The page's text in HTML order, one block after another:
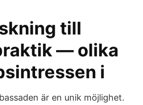
till
— olika
i
är en unik möjlighet.